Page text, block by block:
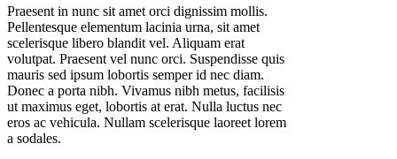
Praesent in nunc sit amet orci dignissim mollis.
Pellentesque elementum lacinia urna, sit amet
scelerisque libero blandit vel. Aliquam erat
volutpat. Praesent vel nunc orci. Suspendisse quis
mauris sed ipsum lobortis semper id nec diam.
Donec a porta nibh. Vivamus nibh metus, facilisis
ut maximus eget, lobortis at erat. Nulla luctus nec
eros ac vehicula. Nullam scelerisque laoreet lorem
a sodales.